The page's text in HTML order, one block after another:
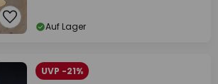
Auf Lager
UVP -21%